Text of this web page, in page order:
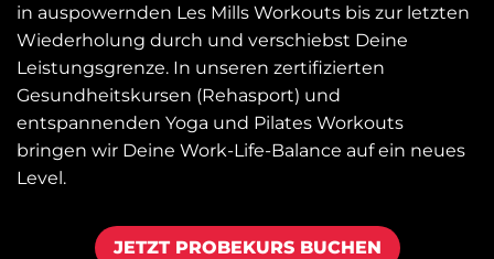
in auspowernden Les Mills Workouts bis zur letzten
Wiederholung durch und verschiebst Deine
Leistungsgrenze. In unseren zertifizierten
Gesundheitskursen (Rehasport) und
entspannenden Yoga und Pilates Workouts
bringen wir Deine Work-Life-Balance auf ein neues
Level.
JETZT PROBEKURS BUCHEN